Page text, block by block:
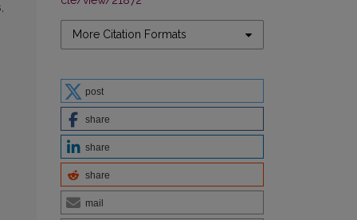
More Citation Formats
post
share
share
share
mail